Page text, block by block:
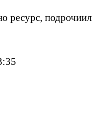
ресурс, подрочиил